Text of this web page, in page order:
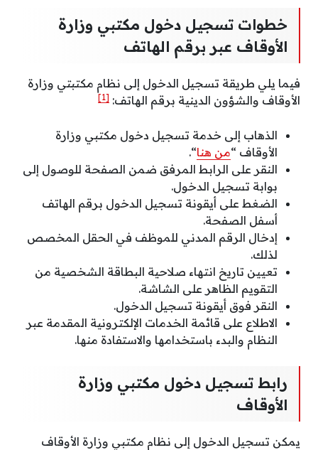
خطوات تسجيل دخول مكتبي وزارة
الأوقاف عبر برقم الهاتف
فيما يلي طريقة تسجيل الدخول إلى نظام مكتبتي وزارة
الأوقاف والشؤون الدينية برقم الهاتف: [1]
الذهاب إلى خدمة تسجيل دخول مكتبي وزارة
الأوقاف “من هنا“.
النقر على الرابط المرفق ضمن الصفحة للوصول إلى
بوابة تسجيل الدخول.
الضغط على أيقونة تسجيل الدخول برقم الهاتف
أسفل الصفحة.
إدخال الرقم المدني للموظف في الحقل المخصص
لذلك.
تعيين تاريخ انتهاء صلاحية البطاقة الشخصية من
التقويم الظاهر على الشاشة.
النقر فوق أيقونة تسجيل الدخول.
الاطلاع على قائمة الخدمات الإلكترونية المقدمة عبر
النظام والبدء باستخدامها والاستفادة منها.
رابط تسجيل دخول مكتبي وزارة
الأوقاف
يمكن تسجيل الدخول إلى نظام مكتبي وزارة الأوقاف